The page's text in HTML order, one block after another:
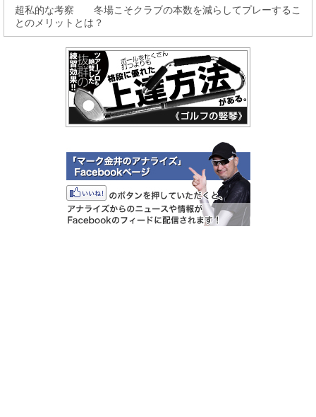
超私的な考察 冬場こそクラブの本数を減らしてプレーするこ
とのメリットとは？